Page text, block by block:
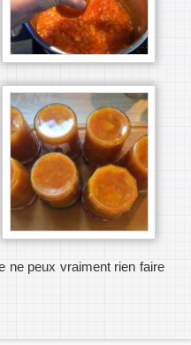
ne peux vraiment rien faire